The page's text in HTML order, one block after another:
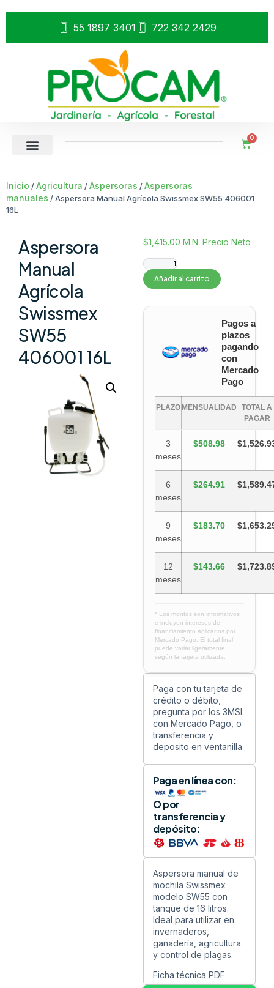
55 1897 3401 722 342 2429
0
Inicio /Agricultura /Aspersoras /Aspersoras
manuales / Aspersora Manual Agrícola Swissmex SW55 406001
16L
Aspersora
Manual
Agrícola
Swissmex
SW55
406001 16L
$1,415.00 M.N. Precio Neto
Añadir al carrito
Pagos a
plazos
pagando
con
Mercado
Pago
PLAZO MENSUALIDAD
TOTAL A
PAGAR
3
meses
$508.98
6
meses
$264.91
9
meses
$183.70
12
meses
$143.66
* Los montos son informativos
e incluyen intereses de
financiamiento aplicados por
Mercado Pago. El total final
puede variar ligeramente
según la tarjeta utilizada.
Paga con tu tarjeta de
crédito o débito,
pregunta por los 3MSI
con Mercado Pago, o
transferencia y
deposito en ventanilla
Paga en línea con:
O por
transferencia y
depósito:
Aspersora manual de
mochila Swissmex
modelo SW55 con
tanque de 16 litros.
Ideal para utilizar en
invernaderos,
ganadería, agricultura
y control de plagas.
Ficha técnica PDF